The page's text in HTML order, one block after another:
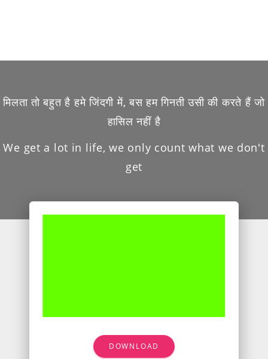
मिलता तो बहुत है हमे जिंदगी में, बस हम गिनती उसी की करते हैं जो
हासिल नहीं है
We get a lot in life, we only count what we don't
get
DOWNLOAD